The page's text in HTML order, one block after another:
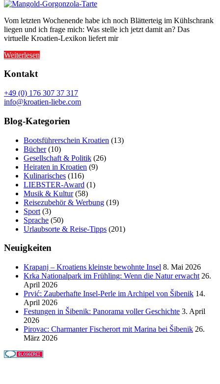
Vom letzten Wochenende habe ich noch Blätterteig im Kühlschrank
liegen und ich frage mich: Was stelle ich jetzt damit an? Das
virtuelle Kroatien-Lexikon liefert mir
Weiterlesen
Kontakt
+49 (0) 176 307 37 317
info@kroatien-liebe.com
Blog-Kategorien
Bootsführerschein Kroatien (13)
Bücher(10)
Gesellschaft & Politik (26)
Heiraten in Kroatien (9)
Kulinarisches (116)
LIEBSTER-Award (1)
Musik & Kultur(58)
Reisezubehör & Werbung (19)
Sport (3)
Sprache (50)
Urlaubsorte & Reise-Tipps (201)
Neuigkeiten
Krapanj – Kroatiens kleinste bewohnte Insel 8. Mai 2026
Krka Nationalpark im Frühling: Wenn die Natur erwacht 26.
April 2026
Prvić: Zauberhafte Insel-Perle im Archipel von Šibenik 14.
April 2026
Festungen in Šibenik: Panorama voller Geschichte 3. April
2026
Pirovac: Charmanter Fischerort mit Marina bei Šibenik 26.
März 2026